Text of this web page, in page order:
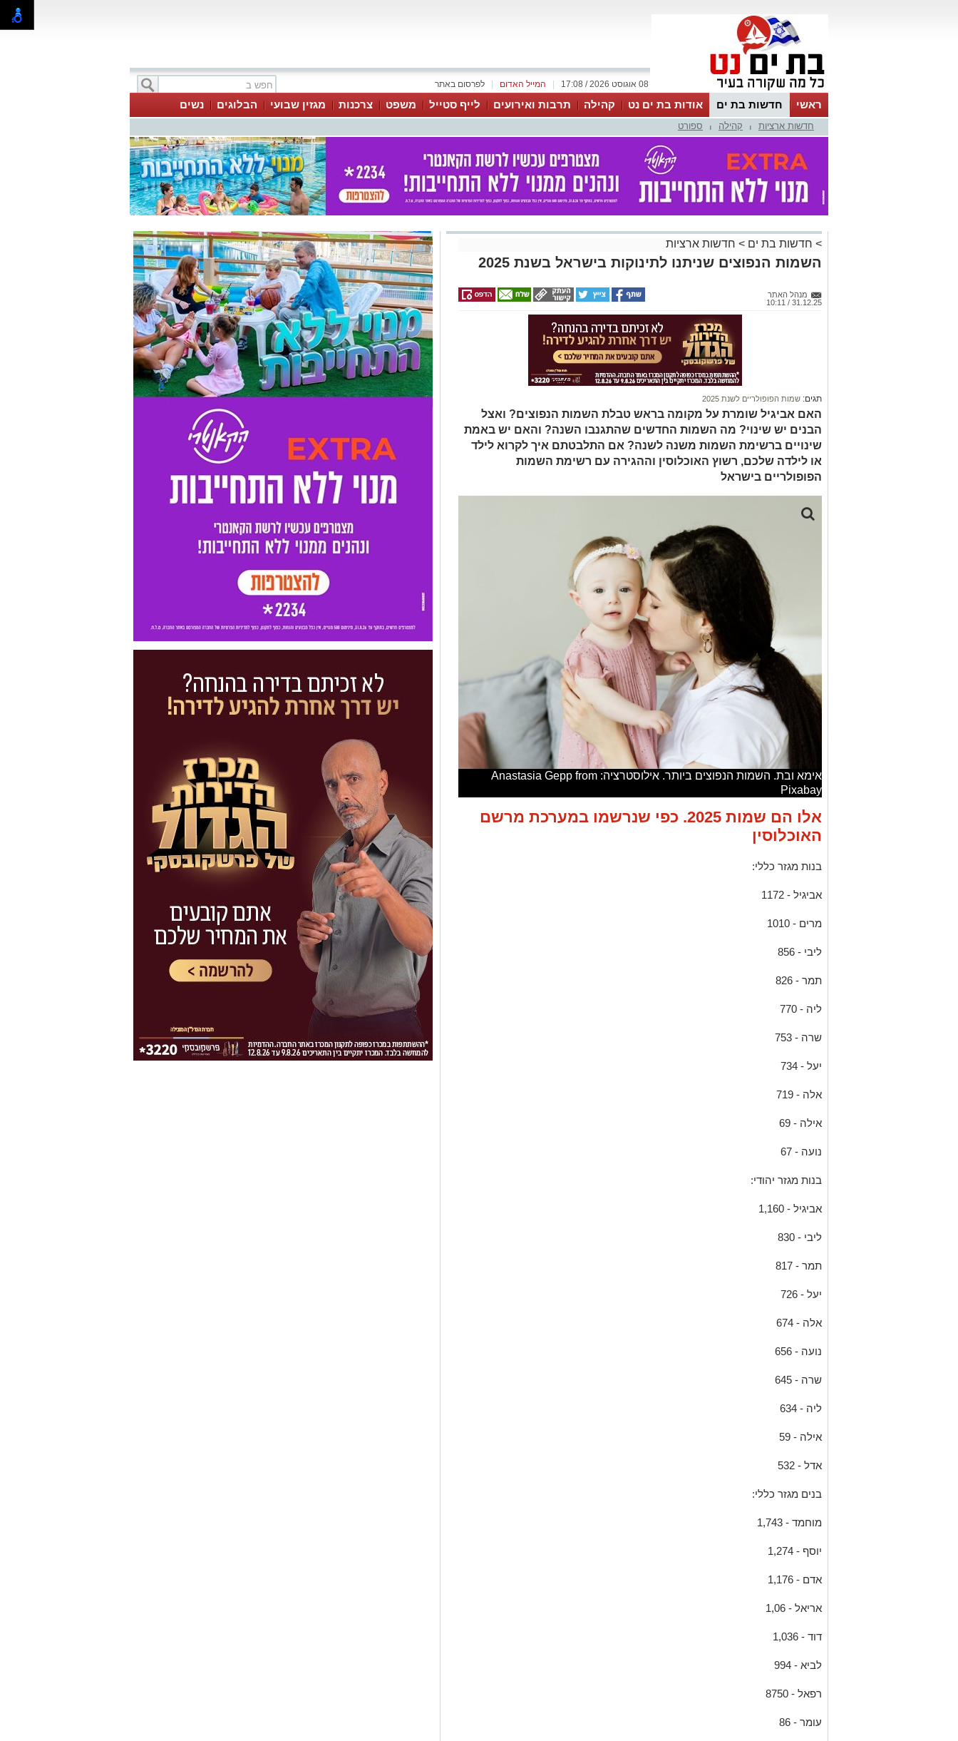
לפרסום באתר המייל האדום 08 אוגוסט 2026 / 17:08
ראשי חדשות בת ים אודות בת ים נט קהילה תרבות ואירועים לייף סטייל משפט צרכנות מגזין שבועי הבלוגים נשים
חדשות ארציות קהילה ספורט
> חדשות בת ים > חדשות ארציות
השמות הנפוצים שניתנו לתינוקות בישראל בשנת 2025
מנהל האתר
31.12.25 / 10:11
תגים: שמות הפופולריים לשנת 2025
האם אביגיל שומרת על מקומה בראש טבלת השמות הנפוצים? ואצל
הבנים יש שינוי? מה השמות החדשים שהתגנבו השנה? והאם יש באמת
שינויים ברשימת השמות משנה לשנה? אם התלבטתם איך לקרוא לילד
או לילדה שלכם, רשוץ האוכלוסין וההגירה עם רשימת השמות
הפופולריים בישראל
אימא ובת. השמות הנפוצים ביותר. אילוסטרציה: Anastasia Gepp from
Pixabay
אלו הם שמות 2025. כפי שנרשמו במערכת מרשם
האוכלוסין
בנות מגזר כללי:
אביגיל - 1172
מרים - 1010
ליבי - 856
תמר - 826
ליה - 770
שרה - 753
יעל - 734
אלה - 719
אילה - 69
נועה - 67
בנות מגזר יהודי:
אביגיל - 1,160
ליבי - 830
תמר - 817
יעל - 726
אלה - 674
נועה - 656
שרה - 645
ליה - 634
אילה - 59
אדל - 532
בנים מגזר כללי:
מוחמד - 1,743
יוסף - 1,274
אדם - 1,176
אריאל - 1,06
דוד - 1,036
לביא - 994
רפאל - 8750
עומר - 86